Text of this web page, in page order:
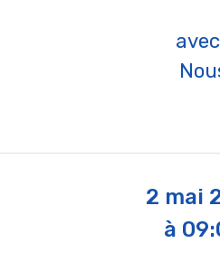
2 mai
à